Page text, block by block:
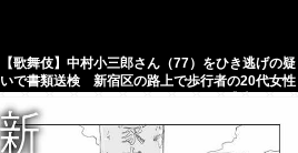
【歌舞伎】中村小三郎さん（77）をひき逃げの疑
いで書類送検 新宿区の路上で歩行者の20代女性